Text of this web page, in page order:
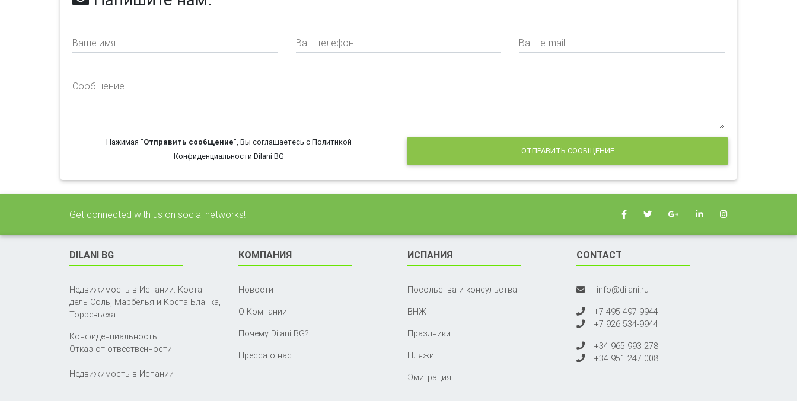
Ваше имя Ваш телефон Ваш e-mail
Сообщение
Нажимая "Отправить сообщение", Вы соглашаетесь с Политикой
Конфиденциальности Dilani BG
ОТПРАВИТЬ СООБЩЕНИЕ
Get connected with us on social networks!
DILANI BG
Недвижимость в Испании: Коста
дель Соль, Марбелья и Коста Бланка,
Торревьеха
Конфиденциальность
Отказ от отвественности
Недвижимость в Испании
КОМПАНИЯ
Новости
О Компании
Почему Dilani BG?
Пресса о нас
ИСПАНИЯ
Посольства и консульства
ВНЖ
Праздники
Пляжи
Эмиграция
CONTACT
info@dilani.ru
+7 495 497-9944
+7 926 534-9944
+34 965 993 278
+34 951 247 008